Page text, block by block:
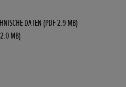
DATEN (PDF 2.9 MB)
MB)